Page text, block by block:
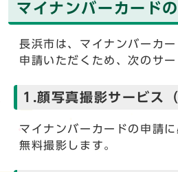
マイナンバーカード
長浜市は、マイナンバーカ
申請いただくため、次のサ
1.顔写真撮影サービス（
マイナンバーカードの申請
無料撮影します。